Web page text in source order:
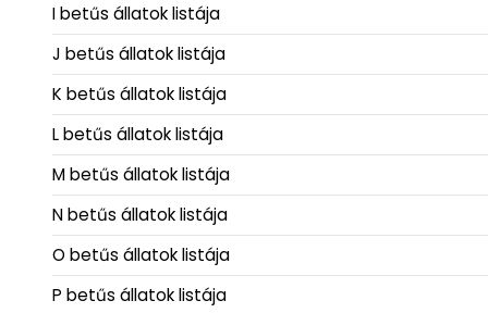
I betűs állatok listája
J betűs állatok listája
K betűs állatok listája
L betűs állatok listája
M betűs állatok listája
N betűs állatok listája
O betűs állatok listája
P betűs állatok listája